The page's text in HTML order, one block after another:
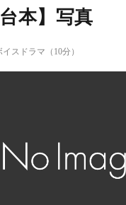
本】写真
イスドラマ（10分）